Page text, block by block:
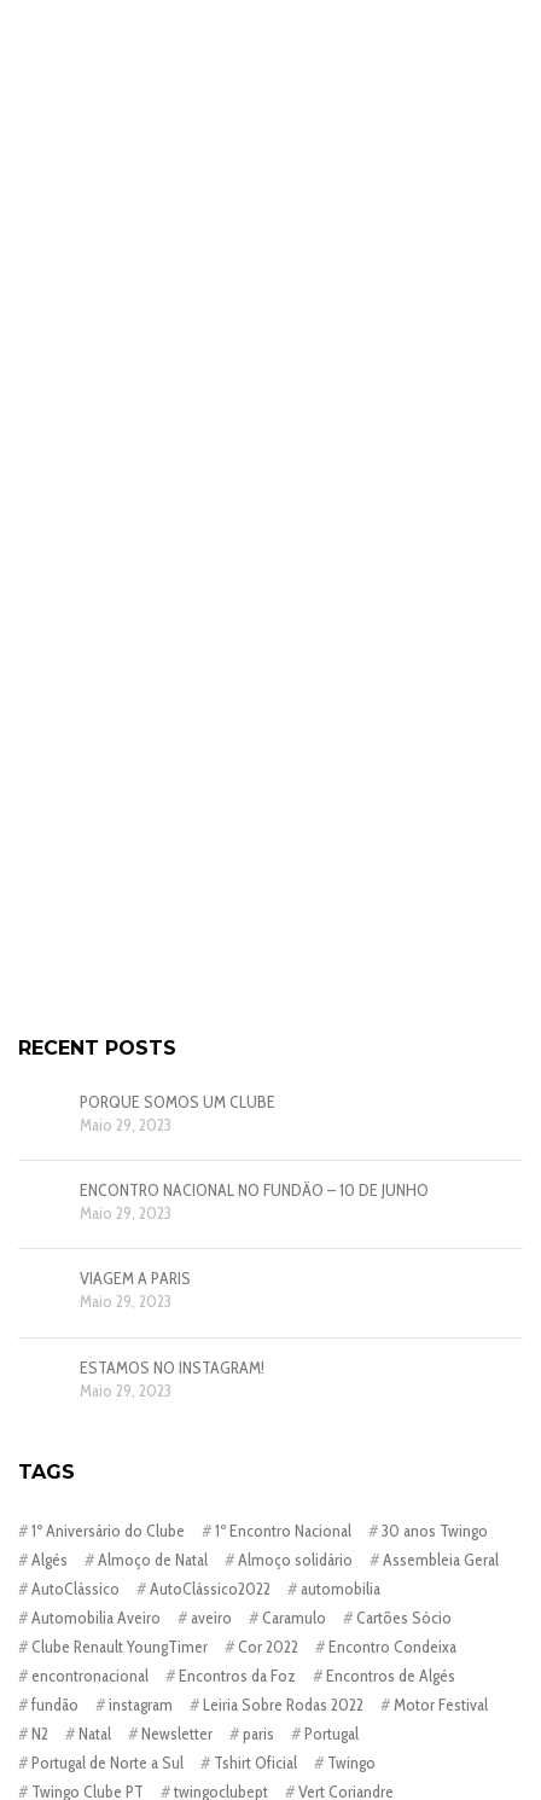
RECENT POSTS
PORQUE SOMOS UM CLUBE
Maio 29, 2023
ENCONTRO NACIONAL NO FUNDÃO – 10 DE JUNHO
Maio 29, 2023
VIAGEM A PARIS
Maio 29, 2023
ESTAMOS NO INSTAGRAM!
Maio 29, 2023
TAGS
1º Aniversário do Clube 1º Encontro Nacional
30 anos Twingo
Algés
Almoço de Natal Almoço solidário
Assembleia Geral
AutoClássico
AutoClássico2022
automobilia
Automobilia Aveiro
aveiro Caramulo
Cartões Sócio
Clube Renault YoungTimer
Cor 2022
Encontro Condeixa
encontronacional
Encontros da Foz
Encontros de Algés
fundão
instagram Leiria Sobre Rodas 2022
Motor Festival
N2
Natal Newsletter paris
Portugal
Portugal de Norte a Sul
Tshirt Oficial
Twingo
Twingo Clube PT
twingoclubept Vert Coriandre